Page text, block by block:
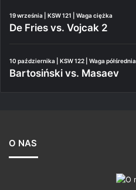
19 września | KSW 121 | Waga ciężka
De Fries vs. Vojcak 2
10 października | KSW 122 | Waga półśrednia
Bartosiński vs. Masaev
O NAS